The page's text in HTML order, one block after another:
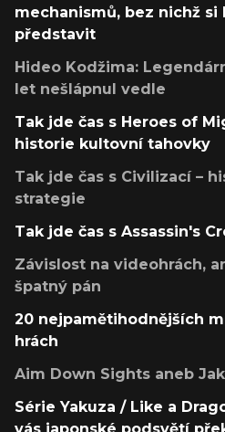
mechanismů, bez nichž
představit
Hideo Kodžima:
let nešlápnul vedle
Tak jde čas s Heroes of
historie kultovní tahovky
Tak jde čas s Civilizací –
strategie
Tak jde čas s Assassin's
Závislost na videohrách,
špatný pán
20 nejpamětihodnějších
hrách
Aim Down Sights aneb
Série Yakuza / Like a